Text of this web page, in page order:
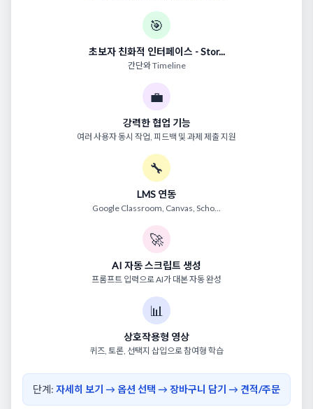
🎯
초보자 친화적 인터페이스 - Stor...
간단와 Timeline
💼
강력한 협업 기능
여러 사용자 동시 작업, 피드백 및 과제 제출 지원
🔧
LMS 연동
Google Classroom, Canvas, Scho...
🚀
AI 자동 스크립트 생성
프롬프트 입력으로 AI가 대본 자동 완성
📊
상호작용형 영상
퀴즈, 토론, 선택지 삽입으로 참여형 학습
단계: 자세히 보기 → 옵션 선택 → 장바구니 담기 → 견적/주문